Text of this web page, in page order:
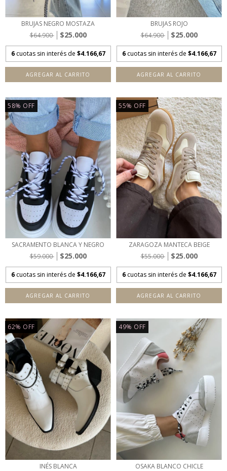
BRUJAS NEGRO MOSTAZA
$64.900
$25.000
6 cuotas sin interés de $4.166,67
AGREGAR AL CARRITO
BRUJAS ROJO
$64.900
$25.000
6 cuotas sin interés de $4.166,67
AGREGAR AL CARRITO
58% OFF
SACRAMENTO BLANCA Y NEGRO
$59.000
$25.000
6 cuotas sin interés de $4.166,67
AGREGAR AL CARRITO
55% OFF
ZARAGOZA MANTECA BEIGE
$55.000
$25.000
6 cuotas sin interés de $4.166,67
AGREGAR AL CARRITO
62% OFF
INÉS BLANCA
49% OFF
OSAKA BLANCO CHICLE